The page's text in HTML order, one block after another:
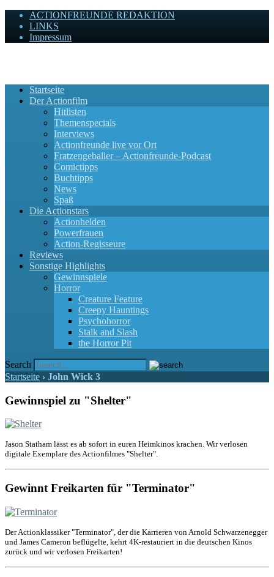
ACTIONFREUNDE REDAKTION
LINKS
Impressum
Startseite
Der Actionfilm
Hitlisten
Themenspecials
Interviews
Actionfreunde live vor Ort
Fratzengeballer – Actionfreunde-Podcast
Comictipps
Buchtipps
News
Spaß
Die Actionstars
Actionhelden
Powerfrauen
Action-Regisseure
Reviews
Sonstige Highlights
Gewinnspiele
Horror
Creature Feature
Creepy Hauntings
Psychohorror
Stalk and Slash
the Horror Pit
Search
Startseite › John Wick 3
Gewinnspiel zu "Shelter"
Jason Statham lässt es ab sofort in euren Heimkinos krachen. Wir verlosen
digitale Exemplare des Actionfilmes "Shelter".
Gewinnt Freikarten für "Terminator"
Der Actionklassiker "Terminator", der die Karrieren von Arnold Schwarzenegger
und James Cameron beflügelte, kehrt 4K-restauriert in die deutschen Kinos
zurück und wir verlosen Freikarten!